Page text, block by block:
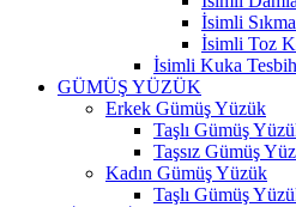
İsimli
İsimli Toz
İsimli Kuka Tesbih
GÜMÜŞ YÜZÜK
Erkek Gümüş Yüzük
Taşlı Gümüş
Taşsız Gümüş
Kadın Gümüş Yüzük
Taşlı Gümüş